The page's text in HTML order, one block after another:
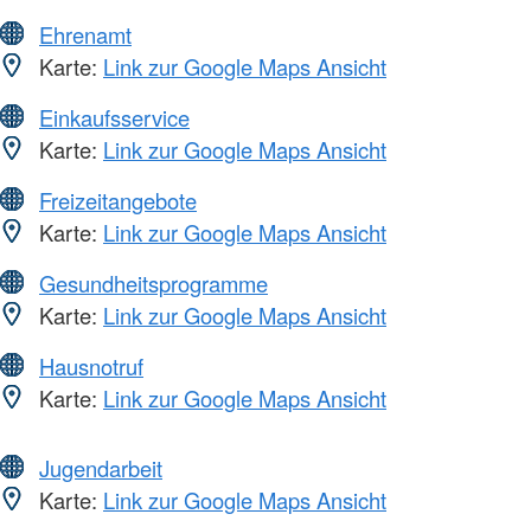
Ehrenamt
Karte: Link zur Google Maps Ansicht
Einkaufsservice
Karte: Link zur Google Maps Ansicht
Freizeitangebote
Karte: Link zur Google Maps Ansicht
Gesundheitsprogramme
Karte: Link zur Google Maps Ansicht
Hausnotruf
Karte: Link zur Google Maps Ansicht
Jugendarbeit
Karte: Link zur Google Maps Ansicht